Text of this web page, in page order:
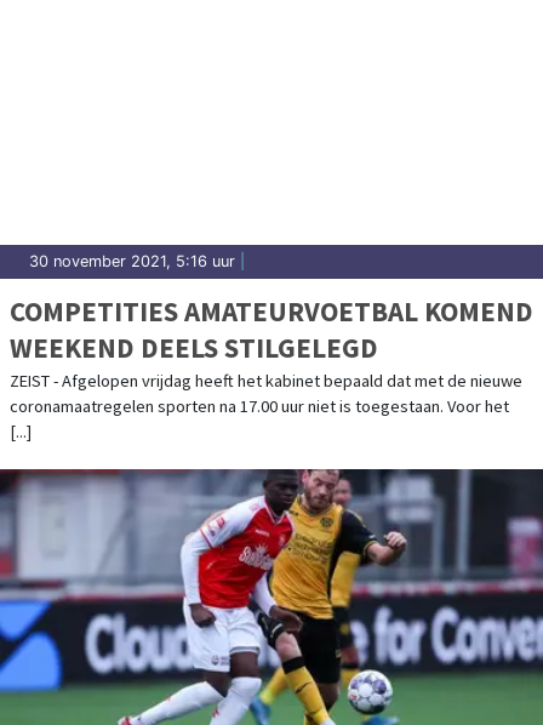
30 november 2021, 5:16 uur
COMPETITIES AMATEURVOETBAL KOMEND
WEEKEND DEELS STILGELEGD
ZEIST - Afgelopen vrijdag heeft het kabinet bepaald dat met de nieuwe
coronamaatregelen sporten na 17.00 uur niet is toegestaan. Voor het
[...]